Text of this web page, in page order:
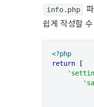
info.php
쉽게 작성할
<?php
return [